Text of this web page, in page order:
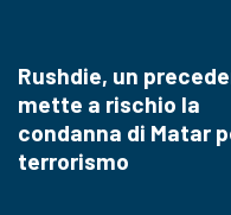
Rushdie, un
mette a rischio la
condanna di Matar
terrorismo